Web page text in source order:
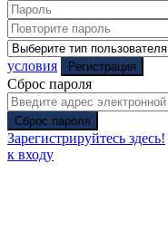
условия
Регистрация
Сброс пароля
Сброс пароля
Зарегистрируйтесь здесь!
к входу